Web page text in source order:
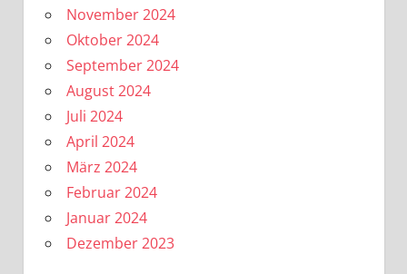
November 2024
Oktober 2024
September 2024
August 2024
Juli 2024
April 2024
März 2024
Februar 2024
Januar 2024
Dezember 2023